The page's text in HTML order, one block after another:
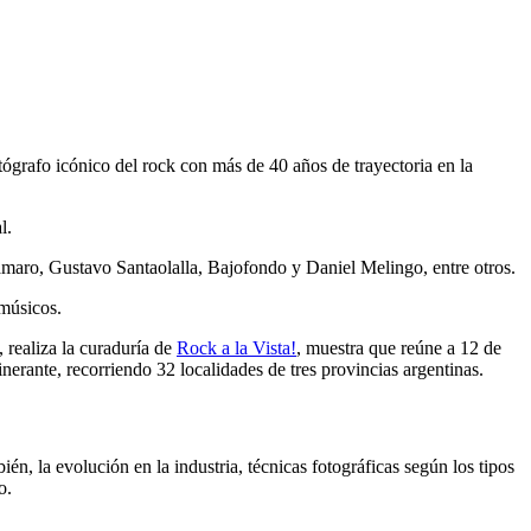
icónico del rock con más de 40 años de trayectoria en la
Gustavo Santaolalla, Bajofondo y Daniel Melingo, entre otros.
la curaduría de Rock a la Vista!, muestra que reúne a 12 de
recorriendo 32 localidades de tres provincias argentinas.
la evolución en la industria, técnicas fotográficas según los tipos